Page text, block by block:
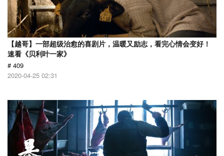
【越哥】一部超级治愈的喜剧片，温暖又励志，看完心情会变好！
速看《贝利叶一家》
# 409
2020-04-25 02:31